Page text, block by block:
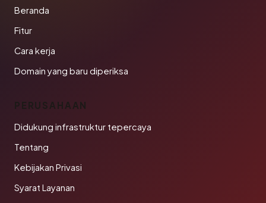
Beranda
Fitur
Cara kerja
Domain yang baru diperiksa
PERUSAHAAN
Didukung infrastruktur tepercaya
Tentang
Kebijakan Privasi
Syarat Layanan